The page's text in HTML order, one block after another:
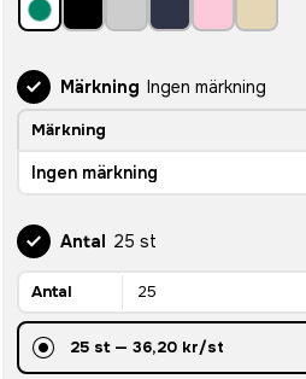
Märkning Ingen märkning
Märkning
Ingen märkning
Antal 25 st
Antal
25 st— 36,20 kr/st